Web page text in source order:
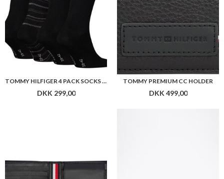
TOMMY HILFIGER 4 PACK SOCKS GIFTBOX
DKK 299,00
TOMMY PREMIUM CC HOLDER
DKK 499,00